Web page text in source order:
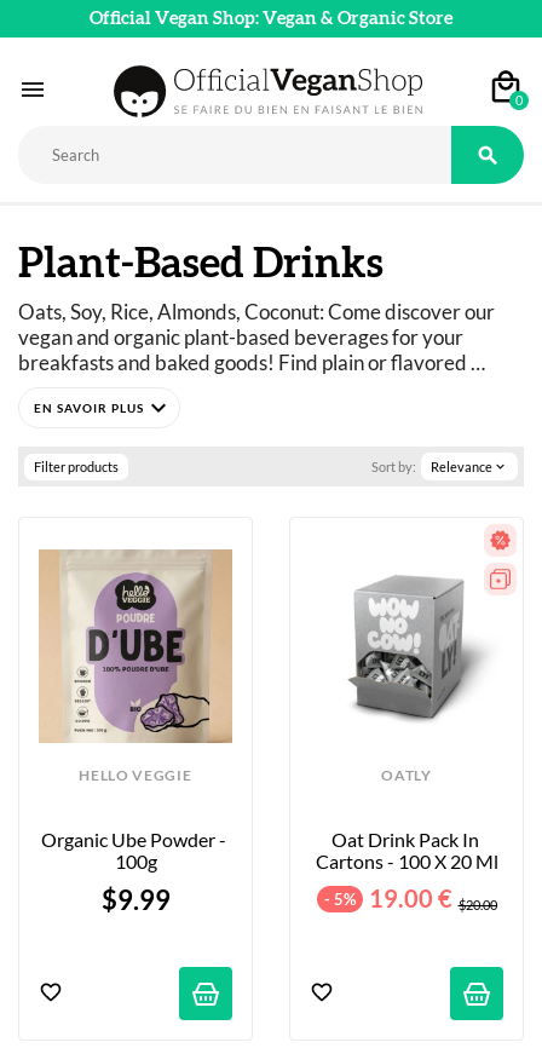
Official Vegan Shop: Vegan & Organic Store
 0

Plant-Based Drinks
Oats, Soy, Rice, Almonds, Coconut: Come discover our
vegan and organic plant-based beverages for your
breakfasts and baked goods! Find plain or flavored
everyone!
for your sweet recipes because they hold up well during
The perfect selection for people with lactose intolerance
looking for alternatives to cow's milk: discover how
delicious these vegan options are!
expand_more
Filter products Sort by: Relevance expand_more
HELLO VEGGIE
Organic Ube Powder -
100g
$9.99
OATLY
Oat Drink Pack In
Cartons - 100 X 20 Ml
- 5% 19.00 € $20.00